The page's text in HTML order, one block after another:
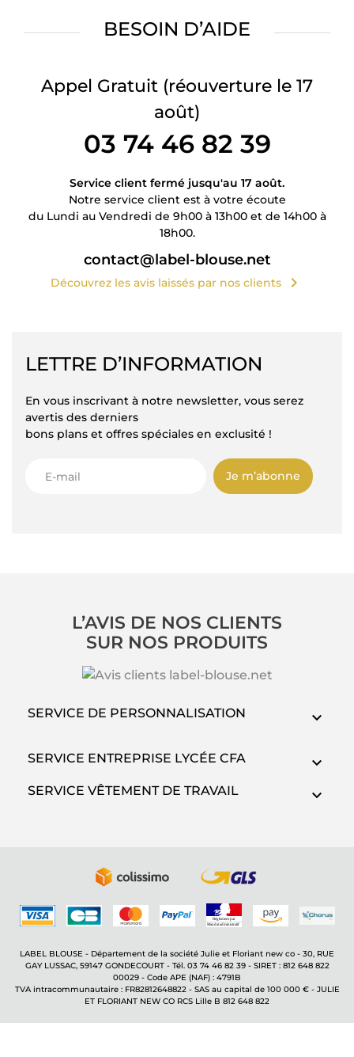
BESOIN D’AIDE
Appel Gratuit (réouverture le 17
août)
03 74 46 82 39
Service client fermé jusqu'au 17 août.
Notre service client est à votre écoute
du Lundi au Vendredi de 9h00 à 13h00 et de 14h00 à
18h00.
contact@label-blouse.net
Découvrez les avis laissés par nos clients chevron_right
LETTRE D’INFORMATION
En vous inscrivant à notre newsletter, vous serez
avertis des derniers
bons plans et offres spéciales en exclusité !
Je m’abonne
L’AVIS DE NOS CLIENTS
SUR NOS PRODUITS
SERVICE DE PERSONNALISATION
SERVICE ENTREPRISE LYCÉE CFA
SERVICE VÊTEMENT DE TRAVAIL
LABEL BLOUSE - Département de la société Julie et Floriant new co - 30, RUE
GAY LUSSAC, 59147 GONDECOURT - Tél. 03 74 46 82 39 - SIRET : 812 648 822
00029 - Code APE (NAF) : 4791B
TVA intracommunautaire : FR82812648822 - SAS au capital de 100 000 € - JULIE
ET FLORIANT NEW CO RCS Lille B 812 648 822